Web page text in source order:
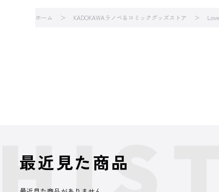
ホーム KADOKAWAラノベ＆コミックグッズストア
最近見た商品